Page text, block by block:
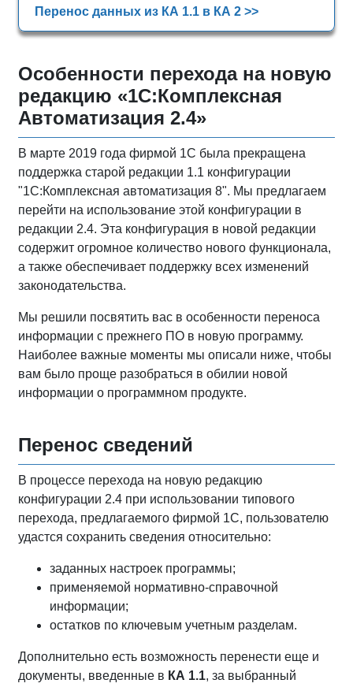
Перенос данных из КА 1.1 в КА 2 >>
Особенности перехода на новую
редакцию «1С:Комплексная
Автоматизация 2.4»
В марте 2019 года фирмой 1С была прекращена
поддержка старой редакции 1.1 конфигурации
"1С:Комплексная автоматизация 8". Мы предлагаем
перейти на использование этой конфигурации в
редакции 2.4. Эта конфигурация в новой редакции
содержит огромное количество нового функционала,
а также обеспечивает поддержку всех изменений
законодательства.
Мы решили посвятить вас в особенности переноса
информации с прежнего ПО в новую программу.
Наиболее важные моменты мы описали ниже, чтобы
вам было проще разобраться в обилии новой
информации о программном продукте.
Перенос сведений
В процессе перехода на новую редакцию
конфигурации 2.4 при использовании типового
перехода, предлагаемого фирмой 1С, пользователю
удастся сохранить сведения относительно:
заданных настроек программы;
применяемой нормативно-справочной
информации;
остатков по ключевым учетным разделам.
Дополнительно есть возможность перенести еще и
документы, введенные в КА 1.1, за выбранный